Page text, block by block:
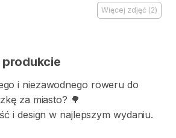
Więcej zdjęć (2)
i niezawodnego roweru do
za miasto? 🌳
i design w najlepszym wydaniu.